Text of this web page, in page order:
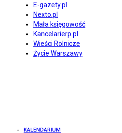
E-gazety.pl
Nexto.pl
Mała księgowość
Kancelarierp.pl
Wieści Rolnicze
Życie Warszawy
KALENDARIUM